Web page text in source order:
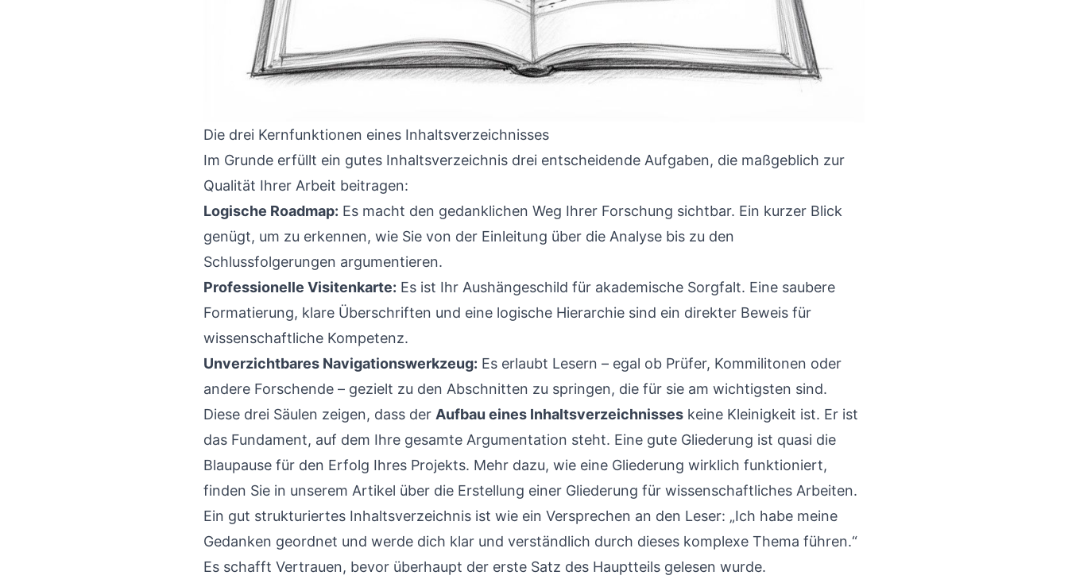
Die drei Kernfunktionen eines Inhaltsverzeichnisses
Im Grunde erfüllt ein gutes Inhaltsverzeichnis drei entscheidende Aufgaben, die maßgeblich zur
Qualität Ihrer Arbeit beitragen:
Logische Roadmap: Es macht den gedanklichen Weg Ihrer Forschung sichtbar. Ein kurzer Blick
genügt, um zu erkennen, wie Sie von der Einleitung über die Analyse bis zu den
Schlussfolgerungen argumentieren.
Professionelle Visitenkarte: Es ist Ihr Aushängeschild für akademische Sorgfalt. Eine saubere
Formatierung, klare Überschriften und eine logische Hierarchie sind ein direkter Beweis für
wissenschaftliche Kompetenz.
Unverzichtbares Navigationswerkzeug: Es erlaubt Lesern – egal ob Prüfer, Kommilitonen oder
andere Forschende – gezielt zu den Abschnitten zu springen, die für sie am wichtigsten sind.
Diese drei Säulen zeigen, dass der Aufbau eines Inhaltsverzeichnisses keine Kleinigkeit ist. Er ist
das Fundament, auf dem Ihre gesamte Argumentation steht. Eine gute Gliederung ist quasi die
Blaupause für den Erfolg Ihres Projekts. Mehr dazu, wie eine Gliederung wirklich funktioniert,
finden Sie in unserem Artikel über die Erstellung einer Gliederung für wissenschaftliches Arbeiten.
Ein gut strukturiertes Inhaltsverzeichnis ist wie ein Versprechen an den Leser: „Ich habe meine
Gedanken geordnet und werde dich klar und verständlich durch dieses komplexe Thema führen.“
Es schafft Vertrauen, bevor überhaupt der erste Satz des Hauptteils gelesen wurde.